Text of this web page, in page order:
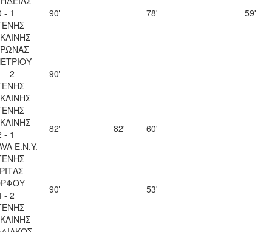
- 1
90' 78' 59'
- 2
90'
- 1
Ε.Ν.Y.
82' 82' 60'
- 2
90' 53'